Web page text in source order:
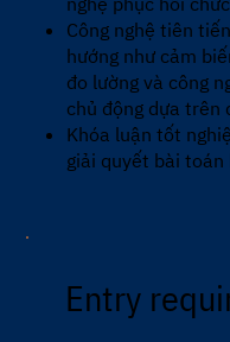
Công nghệ tiên
hướng như cảm
đo lường và công
chủ động dựa trên
Khóa luận tốt
giải quyết bài
Entry